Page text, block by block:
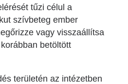
tűzi célul a
szívbeteg ember
vagy visszaállítsa
betöltött
területén az intézetben